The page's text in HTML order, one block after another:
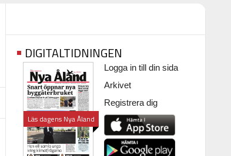
DIGITALTIDNINGEN
Läs dagens Nya Åland
Logga in till din sida
Arkivet
Registrera dig